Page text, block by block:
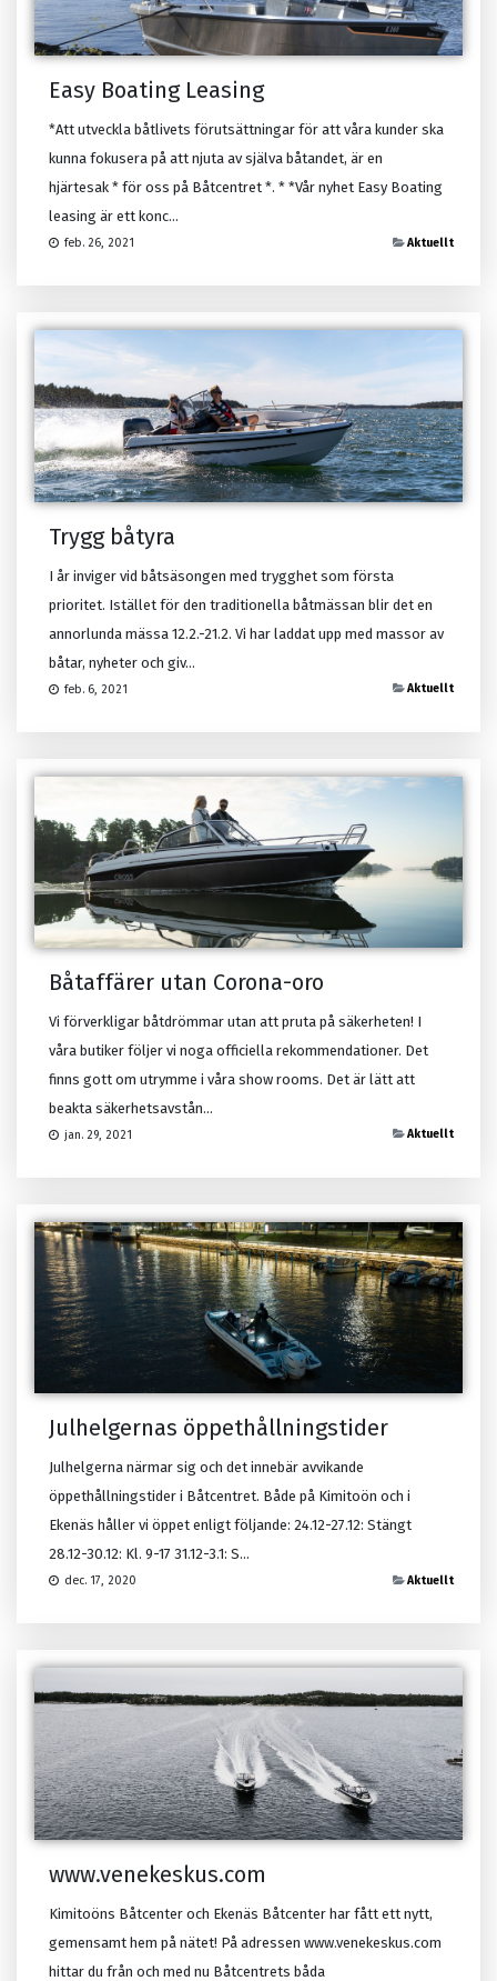
Easy Boating Leasing
*Att utveckla båtlivets förutsättningar för att våra kunder ska
kunna fokusera på att njuta av själva båtandet, är en
hjärtesak * för oss på Båtcentret *. * *Vår nyhet Easy Boating
leasing är ett konc...
feb. 26, 2021 Aktuellt
Trygg båtyra
I år inviger vid båtsäsongen med trygghet som första
prioritet. Istället för den traditionella båtmässan blir det en
annorlunda mässa 12.2.-21.2. Vi har laddat upp med massor av
båtar, nyheter och giv...
feb. 6, 2021 Aktuellt
Båtaffärer utan Corona-oro
Vi förverkligar båtdrömmar utan att pruta på säkerheten! I
våra butiker följer vi noga officiella rekommendationer. Det
finns gott om utrymme i våra show rooms. Det är lätt att
beakta säkerhetsavstån...
jan. 29, 2021 Aktuellt
Julhelgernas öppethållningstider
Julhelgerna närmar sig och det innebär avvikande
öppethållningstider i Båtcentret. Både på Kimitoön och i
Ekenäs håller vi öppet enligt följande: 24.12-27.12: Stängt
28.12-30.12: Kl. 9-17 31.12-3.1: S...
dec. 17, 2020 Aktuellt
www.venekeskus.com
Kimitoöns Båtcenter och Ekenäs Båtcenter har fått ett nytt,
gemensamt hem på nätet! På adressen www.venekeskus.com
hittar du från och med nu Båtcentrets båda